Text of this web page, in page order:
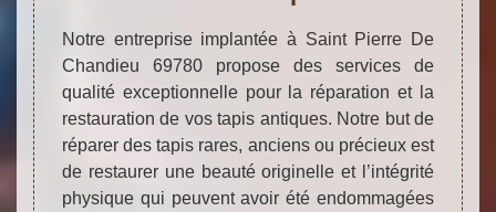
Notre entreprise implantée à Saint Pierre De
Chandieu 69780 propose des services de
qualité exceptionnelle pour la réparation et la
restauration de vos tapis antiques. Notre but de
réparer des tapis rares, anciens ou précieux est
de restaurer une beauté originelle et l’intégrité
physique qui peuvent avoir été endommagées